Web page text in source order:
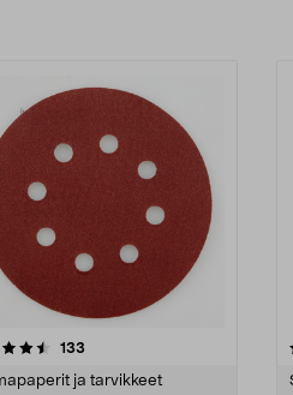
133
ja tarvikkeet
4.5 viidestä